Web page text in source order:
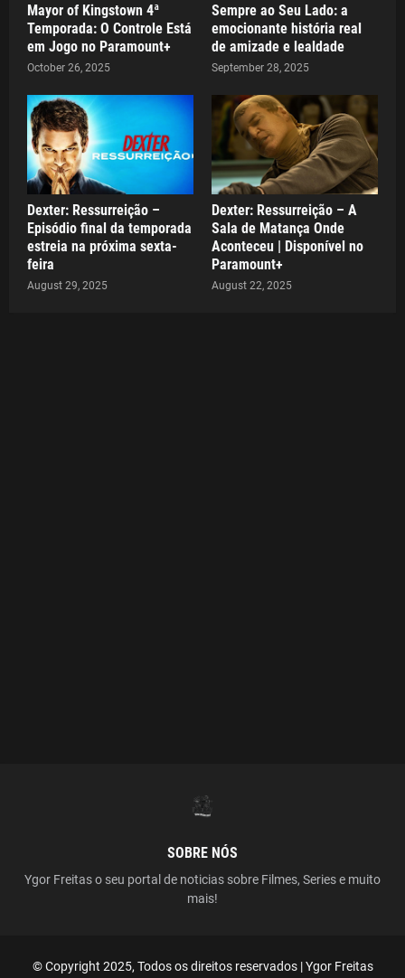
Mayor of Kingstown 4ª
Temporada: O Controle Está
em Jogo no Paramount+
October 26, 2025
Sempre ao Seu Lado: a
emocionante história real
de amizade e lealdade
September 28, 2025
Dexter: Ressurreição –
Episódio final da temporada
estreia na próxima sexta-
feira
August 29, 2025
Dexter: Ressurreição – A
Sala de Matança Onde
Aconteceu | Disponível no
Paramount+
August 22, 2025
SOBRE NÓS
Ygor Freitas o seu portal de noticias sobre Filmes, Series e muito
mais!
© Copyright 2025, Todos os direitos reservados | Ygor Freitas